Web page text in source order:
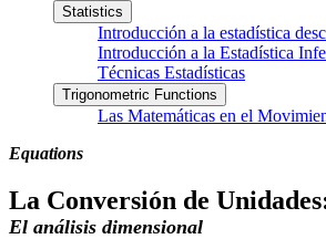
Statistics
Introducción a la estadística
Introducción a la Estadística
Técnicas Estadísticas
Trigonometric Functions
Las Matemáticas en el
Equations
La Conversión de
El análisis dimensional